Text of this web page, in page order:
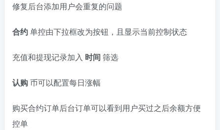
修复后台添加用户会重复的问题
合约单控由下拉框改为按钮，且显示当前控制状态
充值和提现记录加入 时间 筛选
认购币可以配置每日涨幅
购买合约订单后台订单可以看到用户买过之后余额方便
控单